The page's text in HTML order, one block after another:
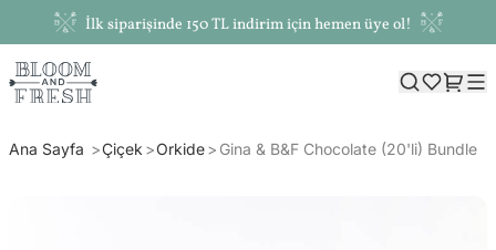
İlk siparişinde 150 TL indirim için hemen üye ol!
Ana Sayfa Çiçek Orkide Gina & B&F Chocolate (20'li) Bundle